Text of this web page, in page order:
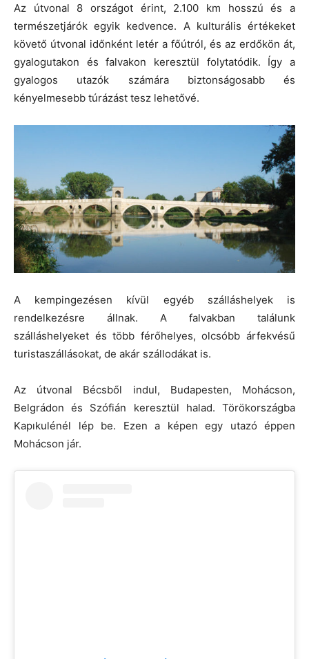
Az útvonal 8 országot érint, 2.100 km hosszú és a
természetjárók egyik kedvence. A kulturális értékeket
követő útvonal időnként letér a főútról, és az erdőkön át,
gyalogutakon és falvakon keresztül folytatódik. Így a
gyalogos utazók számára biztonságosabb és
kényelmesebb túrázást tesz lehetővé.
A kempingezésen kívül egyéb szálláshelyek is
rendelkezésre állnak. A falvakban találunk
szálláshelyeket és több férőhelyes, olcsóbb árfekvésű
turistaszállásokat, de akár szállodákat is.
Az útvonal Bécsből indul, Budapesten, Mohácson,
Belgrádon és Szófián keresztül halad. Törökországba
Kapıkulénél lép be. Ezen a képen egy utazó éppen
Mohácson jár.